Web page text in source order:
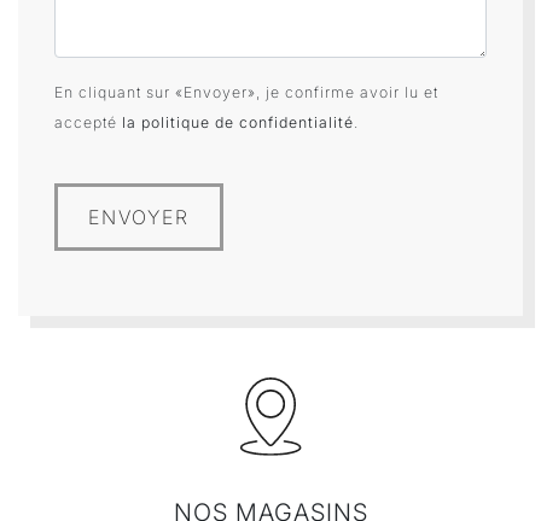
En cliquant sur «Envoyer», je confirme avoir lu et
accepté la politique de confidentialité.
ENVOYER
NOS MAGASINS